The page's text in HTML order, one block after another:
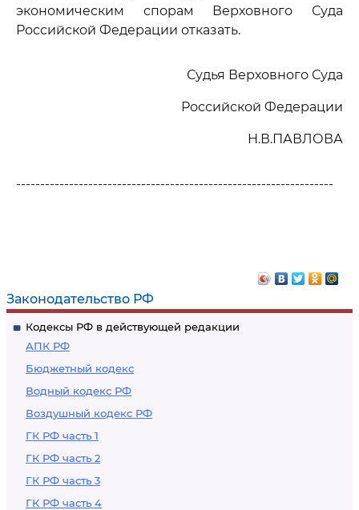
Законодательство РФ
Кодексы РФ в действующей редакции
АПК РФ
Бюджетный кодекс
Водный кодекс РФ
Воздушный кодекс РФ
ГК РФ часть 1
ГК РФ часть 2
ГК РФ часть 3
ГК РФ часть 4
экономическим спорам Верховного Суда
Российской Федерации отказать.
Судья Верховного Суда
Российской Федерации
Н.В.ПАВЛОВА
------------------------------------------------------------------